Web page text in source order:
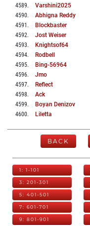
4589. Varshini2025
4590. Abhigna Reddy
4591 . Blockbaster
4592. Jost Weiser
4593. Knightsof64
4594. Rodbell
4595. Bing-56964
4596. Jmo
4597. Reflect
4598. Ack
4599. Boyan Denizov
4600. Liletta
BACK
1: 1-101
3: 201-301
5: 401-501
7: 601-701
9: 801-901